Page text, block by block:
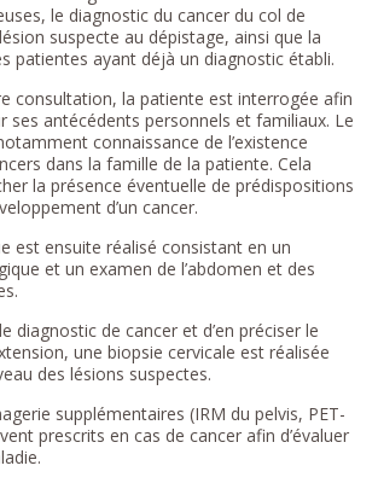
le diagnostic du cancer du col de
suspecte au dépistage, ainsi que la
patientes ayant déjà un diagnostic établi.
consultation, la patiente est interrogée afin
ses antécédents personnels et familiaux. Le
connaissance de l’existence
dans la famille de la patiente. Cela
la présence éventuelle de prédispositions
d’un cancer.
est ensuite réalisé consistant en un
et un examen de l’abdomen et des
diagnostic de cancer et d’en préciser le
une biopsie cervicale est réalisée
des lésions suspectes.
supplémentaires (IRM du pelvis, PET-
prescrits en cas de cancer afin d’évaluer